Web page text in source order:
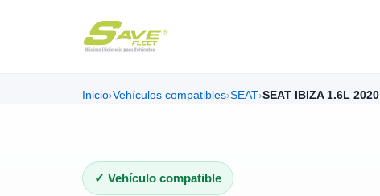
Inicio›Vehículos compatibles›SEAT›SEAT IBIZA 1.6L 2020
✓ Vehículo compatible